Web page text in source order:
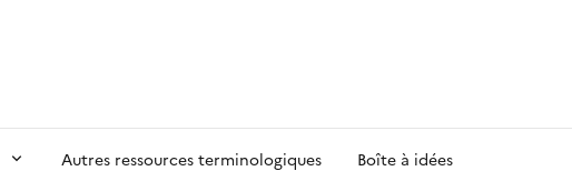
Autres ressources terminologiques Boîte à idées